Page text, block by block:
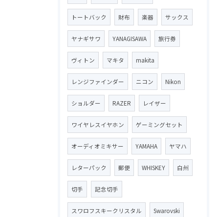
トートバック 財布 楽器 サックス
ヤナギサワ YANAGISAWA 旅行券
ヴィトン マキタ makita
レンジファインダー ニコン Nikon
ショルダー RAZER レイザー
ワイヤレスイヤホン ゲーミングセット
オーディオミキサー YAMAHA ヤマハ
レターパック 郵便 WHISKEY 白州
切手 記念切手
スワロフスキークリスタル Swarovski